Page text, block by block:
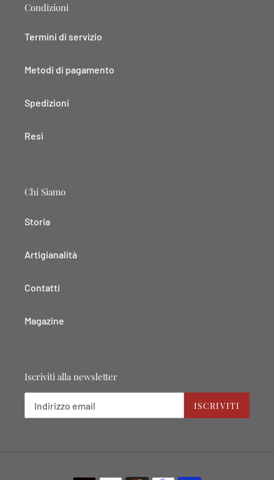
Condizioni
Termini di servizio
Metodi di pagamento
Spedizioni
Resi
Chi Siamo
Storia
Artigianalità
Contatti
Magazine
Iscriviti alla newsletter
ISCRIVITI
Metodi